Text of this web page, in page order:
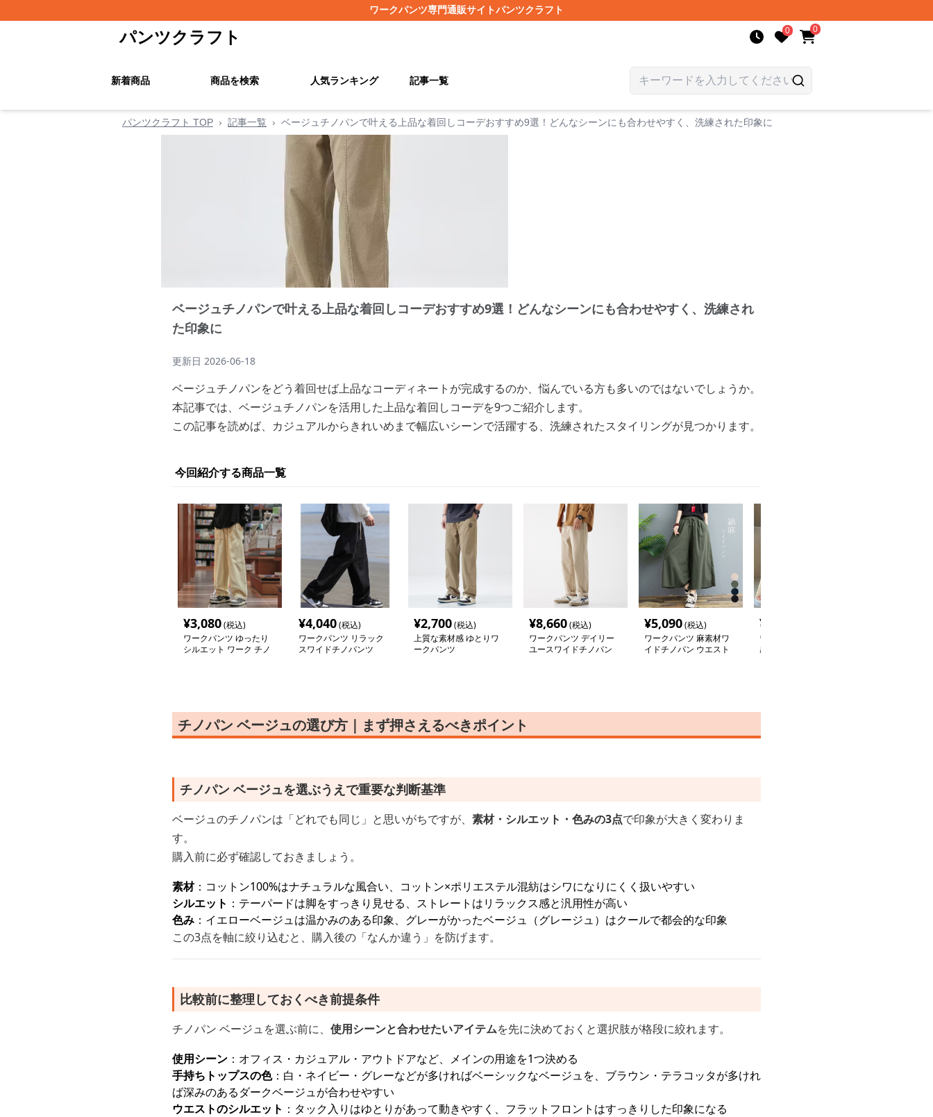
ワークパンツ専門通販サイトパンツクラフト
パンツクラフト 0 0
新着商品 商品を検索 人気ランキング 記事一覧
パンツクラフト TOP › 記事一覧 › ベージュチノパンで叶える上品な着回しコーデおすすめ9選！どんなシーンにも合わせやすく、洗練された印象に
ベージュチノパンで叶える上品な着回しコーデおすすめ9選！どんなシーンにも合わせやすく、洗練され
た印象に
更新日 2026-06-18
ベージュチノパンをどう着回せば上品なコーディネートが完成するのか、悩んでいる方も多いのではないでしょうか。
本記事では、ベージュチノパンを活用した上品な着回しコーデを9つご紹介します。
この記事を読めば、カジュアルからきれいめまで幅広いシーンで活躍する、洗練されたスタイリングが見つかります。
今回紹介する商品一覧
¥3,080(税込)
ワークパンツ ゆったり
シルエット ワーク チノ
¥4,040(税込)
ワークパンツ リラック
スワイドチノパンツ
¥2,700(税込)
上質な素材感 ゆとりワ
ークパンツ
¥8,660(税込)
ワークパンツ デイリー
ユースワイドチノパン
¥5,090(税込)
ワークパンツ 麻素材ワ
イドチノパン ウエスト
¥
ワークパンツ シアー冷
感チノパン 光沢ワイド
チノパン ベージュの選び方｜まず押さえるべきポイント
チノパン ベージュを選ぶうえで重要な判断基準
ベージュのチノパンは「どれでも同じ」と思いがちですが、 素材・シルエット・色みの3点で印象が大きく変わりま
す。
購入前に必ず確認しておきましょう。
素材：コットン100%はナチュラルな風合い、コットン×ポリエステル混紡はシワになりにくく扱いやすい
シルエット ：テーパードは脚をすっきり見せる、ストレートはリラックス感と汎用性が高い
色み ：イエローベージュは温かみのある印象、グレーがかったベージュ（グレージュ）はクールで都会的な印象
この3点を軸に絞り込むと、購入後の「なんか違う」を防げます。
比較前に整理しておくべき前提条件
チノパン ベージュを選ぶ前に、 使用シーンと合わせたいアイテムを先に決めておくと選択肢が格段に絞れます。
使用シーン ：オフィス・カジュアル・アウトドアなど、メインの用途を1つ決める
手持ちトップスの色：白・ネイビー・グレーなどが多ければベーシックなベージュを、ブラウン・テラコッタが多けれ
ば深みのあるダークベージュが合わせやすい
ウエストのシルエット ：タック入りはゆとりがあって動きやすく、フラットフロントはすっきりした印象になる